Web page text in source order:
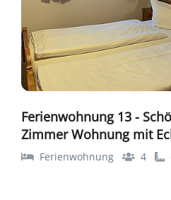
Ferienwohnung 13 -
Zimmer Wohnung mit
Ferienwohnung 4